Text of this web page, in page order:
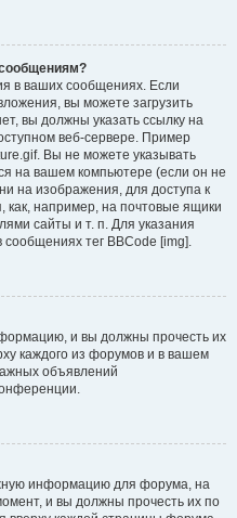
в ваших сообщениях. Если
вы можете загрузить
вы должны указать ссылку на
веб-сервере. Пример
Вы не можете указывать
на вашем компьютере (если он не
на изображения, для доступа к
например, на почтовые ящики
сайты и т. п. Для указания
тег BBCode [img].
и вы должны прочесть их
каждого из форумов и в вашем
объявлений
информацию для форума, на
и вы должны прочесть их по